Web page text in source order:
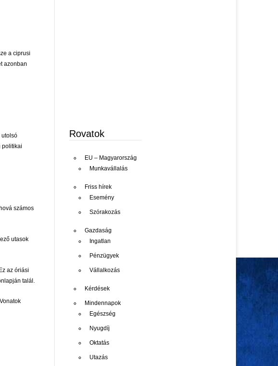
a ciprusi
azonban
utolsó
politikai
számos
utasok
az óriási
talál.
Rovatok
EU – Magyarország
Munkavállalás
Friss hírek
Esemény
Szórakozás
Gazdaság
Ingatlan
Pénzügyek
Vállalkozás
Kérdések
Mindennapok
Egészség
Nyugdíj
Oktatás
Utazás